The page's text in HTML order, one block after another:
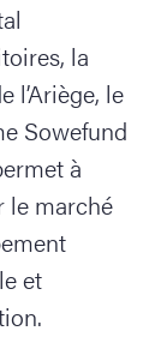
la
l’Ariège, le
Sowefund
à
le marché
et